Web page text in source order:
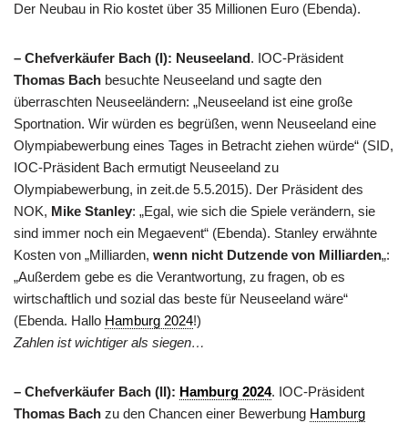
Der Neubau in Rio kostet über 35 Millionen Euro (Ebenda).
– Chefverkäufer Bach (I): Neuseeland. IOC-Präsident
Thomas Bach besuchte Neuseeland und sagte den
überraschten Neuseeländern: „Neuseeland ist eine große
Sportnation. Wir würden es begrüßen, wenn Neuseeland eine
Olympiabewerbung eines Tages in Betracht ziehen würde“ (SID,
IOC-Präsident Bach ermutigt Neuseeland zu
Olympiabewerbung, in zeit.de 5.5.2015). Der Präsident des
NOK, Mike Stanley: „Egal, wie sich die Spiele verändern, sie
sind immer noch ein Megaevent“ (Ebenda). Stanley erwähnte
Kosten von „Milliarden, wenn nicht Dutzende von Milliarden„:
„Außerdem gebe es die Verantwortung, zu fragen, ob es
wirtschaftlich und sozial das beste für Neuseeland wäre“
(Ebenda. Hallo Hamburg 2024!)
Zahlen ist wichtiger als siegen…
– Chefverkäufer Bach (II): Hamburg 2024. IOC-Präsident
Thomas Bach zu den Chancen einer Bewerbung Hamburg